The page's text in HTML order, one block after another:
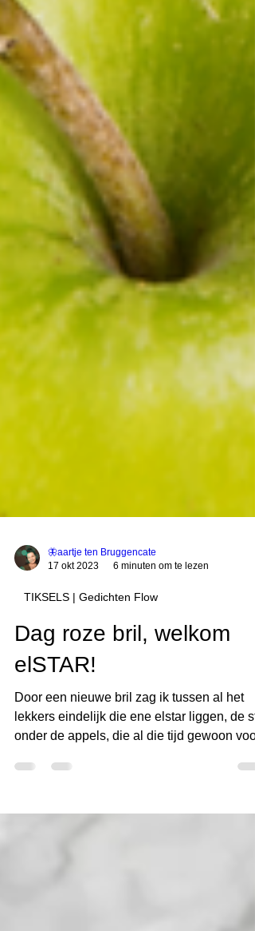
🦋aartje ten Bruggencate
17 okt 2023
6 minuten om te lezen
TIKSELS | Gedichten Flow
Dag roze bril, welkom
elSTAR!
Door een nieuwe bril zag ik tussen al het